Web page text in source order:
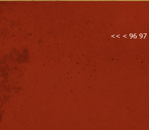
<< < 96 97